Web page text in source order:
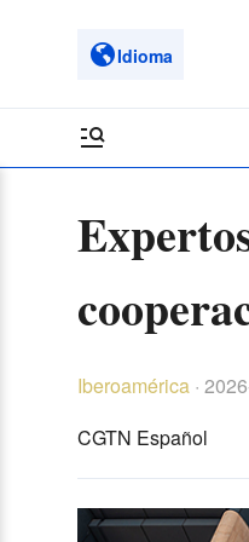
Idioma
Iberoamérica ·
CGTN Español